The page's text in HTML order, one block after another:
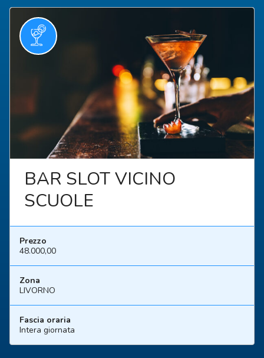
BAR SLOT VICINO
SCUOLE
Prezzo
48.000,00
Zona
LIVORNO
Fascia oraria
Intera giornata